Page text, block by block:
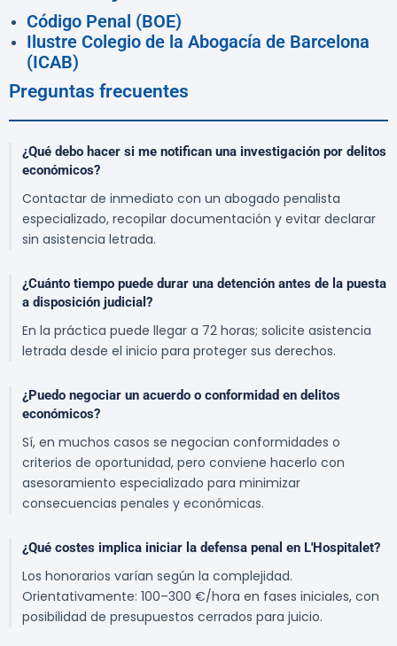
Código Penal (BOE)
Ilustre Colegio de la Abogacía de Barcelona
(ICAB)
Preguntas frecuentes
¿Qué debo hacer si me notifican una investigación por delitos
económicos?
Contactar de inmediato con un abogado penalista
especializado, recopilar documentación y evitar declarar
sin asistencia letrada.
¿Cuánto tiempo puede durar una detención antes de la puesta
a disposición judicial?
En la práctica puede llegar a 72 horas; solicite asistencia
letrada desde el inicio para proteger sus derechos.
¿Puedo negociar un acuerdo o conformidad en delitos
económicos?
Sí, en muchos casos se negocian conformidades o
criterios de oportunidad, pero conviene hacerlo con
asesoramiento especializado para minimizar
consecuencias penales y económicas.
¿Qué costes implica iniciar la defensa penal en L'Hospitalet?
Los honorarios varían según la complejidad.
Orientativamente: 100–300 €/hora en fases iniciales, con
posibilidad de presupuestos cerrados para juicio.